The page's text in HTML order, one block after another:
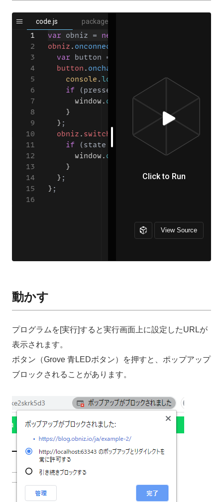
動かす
プログラムを[実行]すると実行画面上に設定したURLが
表示されます。
ボタン（Grove 青LEDボタン）を押すと、ポップアップ
ブロックされることがあります。